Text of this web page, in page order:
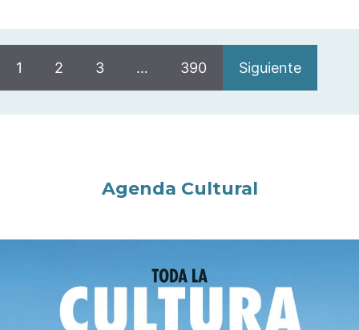
1 2 3 … 390 Siguiente
Agenda Cultural